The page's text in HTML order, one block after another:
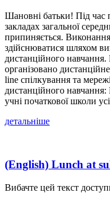
Шановні батьки! Під час
закладах загальної
припиняється.
здійснюватися шляхом
дистанційного
організовано
line спілкування та
дистанційного
учні початкової школи
детальніше
(English) Lunch at
Вибачте цей текст